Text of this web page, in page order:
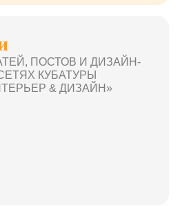
ПОСТОВ И ДИЗАЙН-
КУБАТУРЫ
& ДИЗАЙН»